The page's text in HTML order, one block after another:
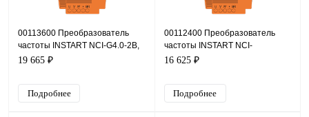
00113600 Преобразователь
частоты INSTART NCI-G4.0-2B,
220В, 4кВт, 17А
19 665 ₽
Подробнее
00112400 Преобразователь
частоты INSTART NCI-
G4.0/P5.5-4B, 380В, 4кВт, 9А
16 625 ₽
Подробнее